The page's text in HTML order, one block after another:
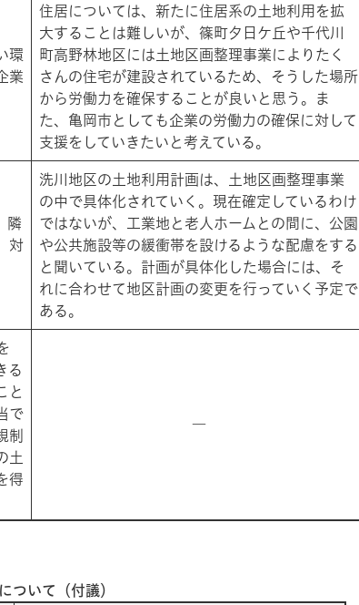
環
業
住居については、新たに住居系の土地利用を拡
大することは難しいが、篠町夕日ケ丘や千代川
町高野林地区には土地区画整理事業によりたく
さんの住宅が建設されているため、そうした場所
から労働力を確保することが良いと思う。ま
た、亀岡市としても企業の労働力の確保に対して
支援をしていきたいと考えている。
隣
対
洗川地区の土地利用計画は、土地区画整理事業
の中で具体化されていく。現在確定しているわけ
ではないが、工業地と老人ホームとの間に、公園
や公共施設等の緩衝帯を設けるような配慮をする
と聞いている。計画が具体化した場合には、そ
れに合わせて地区計画の変更を行っていく予定で
ある。
る
と
で
制
土
得
―
いて（付議）